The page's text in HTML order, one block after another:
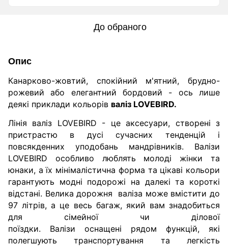
До обраного
Опис
Канарково-жовтий, спокійний м'ятний, брудно-
рожевий або елегантний бордовий - ось лише
деякі приклади кольорів валіз LOVEBIRD.
Лінія валіз LOVEBIRD - це аксесуари, створені з
пристрастю в дусі сучасних тенденцій і
повсякденних уподобань мандрівників. Валізи
LOVEBIRD особливо люблять молоді жінки та
юнаки, а їх мінімалістична форма та цікаві кольори
гарантують модні подорожі на далекі та короткі
відстані. Велика дорожня валіза може вмістити до
97 літрів, а це весь багаж, який вам знадобиться
для сімейної чи ділової
поїздки.
Валізи оснащені рядом функцій, які
полегшують транспортування та легкість